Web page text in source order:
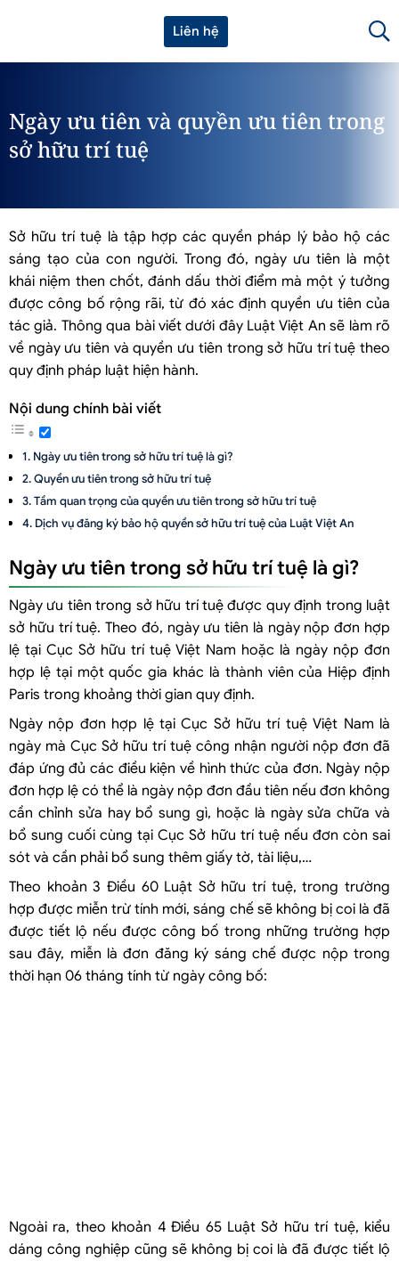
Liên hệ
Ngày ưu tiên và quyền ưu tiên trong
sở hữu trí tuệ
Sở hữu trí tuệ là tập hợp các quyền pháp lý bảo hộ các
sáng tạo của con người. Trong đó, ngày ưu tiên là một
khái niệm then chốt, đánh dấu thời điểm mà một ý tưởng
được công bố rộng rãi, từ đó xác định quyền ưu tiên của
tác giả. Thông qua bài viết dưới đây Luật Việt An sẽ làm rõ
về ngày ưu tiên và quyền ưu tiên trong sở hữu trí tuệ theo
quy định pháp luật hiện hành.
Nội dung chính bài viết
Ngày ưu tiên trong sở hữu trí tuệ là gì?
Quyền ưu tiên trong sở hữu trí tuệ
Tầm quan trọng của quyền ưu tiên trong sở hữu trí tuệ
Dịch vụ đăng ký bảo hộ quyền sở hữu trí tuệ của Luật Việt An
Ngày ưu tiên trong sở hữu trí tuệ là gì?
Ngày ưu tiên trong sở hữu trí tuệ được quy định trong luật
sở hữu trí tuệ. Theo đó, ngày ưu tiên là ngày nộp đơn hợp
lệ tại Cục Sở hữu trí tuệ Việt Nam hoặc là ngày nộp đơn
hợp lệ tại một quốc gia khác là thành viên của Hiệp định
Paris trong khoảng thời gian quy định.
Ngày nộp đơn hợp lệ tại Cục Sở hữu trí tuệ Việt Nam là
ngày mà Cục Sở hữu trí tuệ công nhận người nộp đơn đã
đáp ứng đủ các điều kiện về hình thức của đơn. Ngày nộp
đơn hợp lệ có thể là ngày nộp đơn đầu tiên nếu đơn không
cần chỉnh sửa hay bổ sung gì, hoặc là ngày sửa chữa và
bổ sung cuối cùng tại Cục Sở hữu trí tuệ nếu đơn còn sai
sót và cần phải bổ sung thêm giấy tờ, tài liệu,…
Theo khoản 3 Điều 60 Luật Sở hữu trí tuệ, trong trường
hợp được miễn trừ tính mới, sáng chế sẽ không bị coi là đã
được tiết lộ nếu được công bố trong những trường hợp
sau đây, miễn là đơn đăng ký sáng chế được nộp trong
thời hạn 06 tháng tính từ ngày công bố:
Ngoài ra, theo khoản 4 Điều 65 Luật Sở hữu trí tuệ, kiểu
dáng công nghiệp cũng sẽ không bị coi là đã được tiết lộ